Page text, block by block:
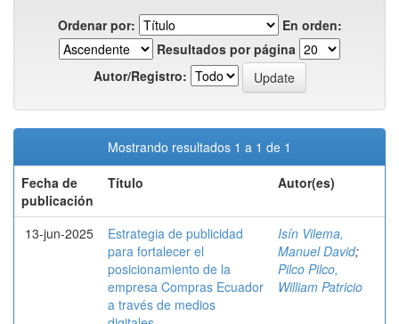
Ordenar por:
En orden:
Resultados por página
Autor/Registro:
Mostrando resultados 1 a 1 de 1
Fecha de
publicación
Título Autor(es)
13-jun-2025
Estrategia de publicidad
para fortalecer el
posicionamiento de la
empresa Compras Ecuador
a través de medios
Isín Vilema,
Manuel David;
Pilco Pilco,
William Patricio